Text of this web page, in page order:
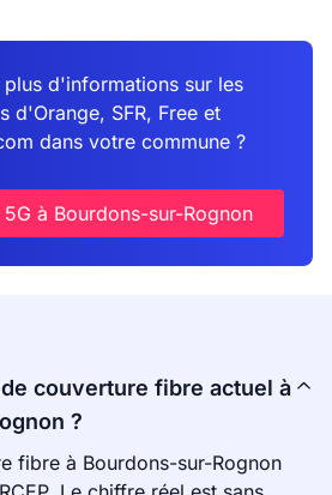
plus d'informations sur les
d'Orange, SFR, Free et
dans votre commune ?
à Bourdons-sur-Rognon
couverture fibre actuel à
?
fibre à Bourdons-sur-Rognon